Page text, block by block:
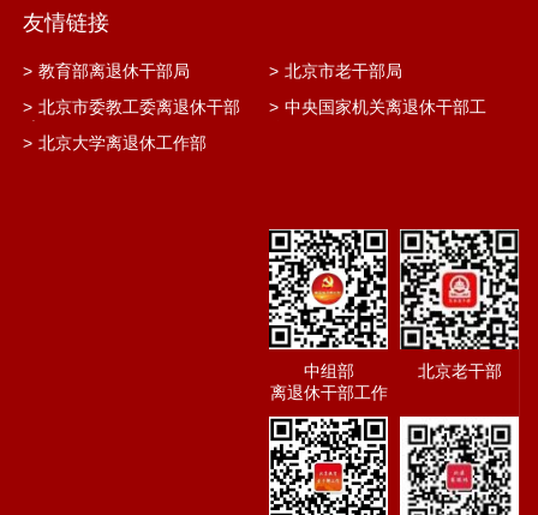
友情链接
> 教育部离退休干部局 > 北京市老干部局
> 北京市委教工委离退休干部
> 中央国家机关离退休干部工
> 北京大学离退休工作部
中组部
离退休干部工作
北京老干部